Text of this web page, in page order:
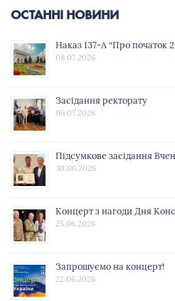
ОСТАННІ НОВИНИ
Наказ 137-А “Про початок
08.07.2026
Засідання ректорату
06.07.2026
Підсумкове засідання
30.06.2026
Концерт з нагоди Дня
25.06.2026
Запрошуємо на концерт!
22.06.2026